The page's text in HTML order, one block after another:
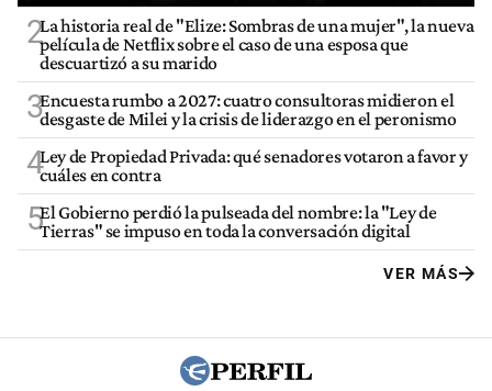
2La historia real de "Elize: Sombras de una mujer", la nueva
película de Netflix sobre el caso de una esposa que
descuartizó a su marido
3Encuesta rumbo a 2027: cuatro consultoras midieron el
desgaste de Milei y la crisis de liderazgo en el peronismo
4Ley de Propiedad Privada: qué senadores votaron a favor y
cuáles en contra
5El Gobierno perdió la pulseada del nombre: la "Ley de
Tierras" se impuso en toda la conversación digital
VER MÁS